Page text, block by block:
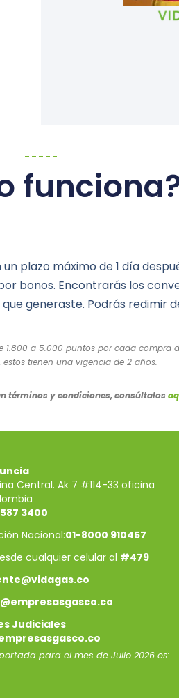
plazo máximo de 1 día
bonos. Encontrarás los
generaste. Podrás redimir
1.800 a 5.000 puntos por cada compra
tienen una vigencia de 2 años.
términos y condiciones, consúltalos
Central. Ak 7 #114-33 oficina
3400
Nacional:01-8000 910457
cualquier celular al #479
Judiciales
para el mes de Julio 2026 es: